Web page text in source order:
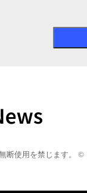
断使用を禁じます。 ©